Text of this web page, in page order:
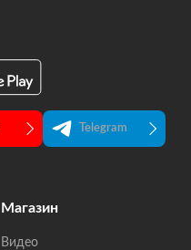
Telegram
Магазин
Видео